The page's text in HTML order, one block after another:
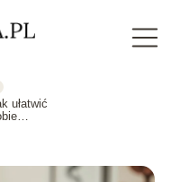
ułatwić
marnować